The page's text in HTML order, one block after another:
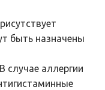
быть назначены
случае аллергии